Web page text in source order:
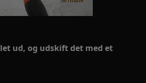
ud, og udskift det med et